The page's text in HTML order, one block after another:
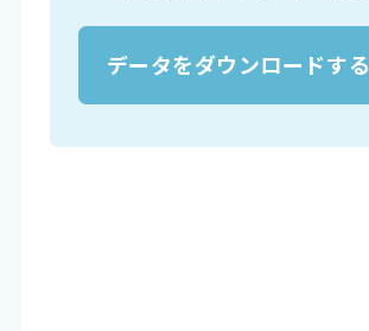
データをダウンロードする